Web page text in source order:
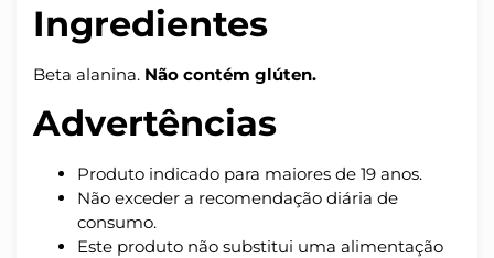
Ingredientes
Beta alanina. Não contém glúten.
Advertências
Produto indicado para maiores de 19 anos.
Não exceder a recomendação diária de
consumo.
Este produto não substitui uma alimentação